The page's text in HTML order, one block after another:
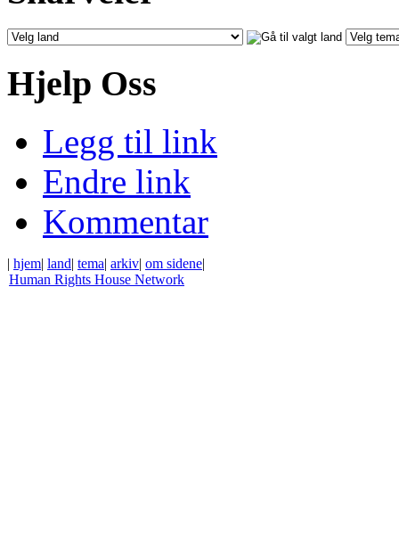
Hjelp Oss
Legg til link
Endre link
Kommentar
| hjem| land| tema| arkiv| om sidene|
Human Rights House Network